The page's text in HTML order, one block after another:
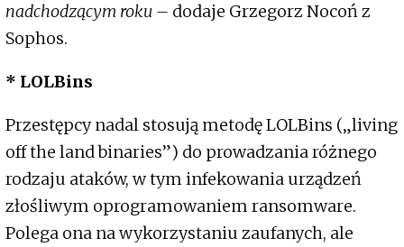
nadchodzącym roku – dodaje Grzegorz Nocoń z
Sophos.
* LOLBins
Przestępcy nadal stosują metodę LOLBins („living
off the land binaries”) do prowadzania różnego
rodzaju ataków, w tym infekowania urządzeń
złośliwym oprogramowaniem ransomware.
Polega ona na wykorzystaniu zaufanych, ale